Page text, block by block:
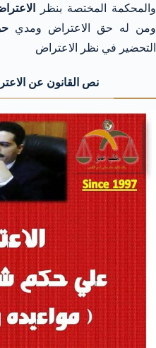
والمحكمة المختصة بنظر
ومن له حق الاعتراض ومدي
التحضير في نظر الاعتراض
نص القانون عن